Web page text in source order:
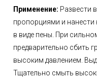
Применение: Развести
пропорциями и
в виде пены. При
предварительно сбить
высоким давлением.
Тщательно смыть